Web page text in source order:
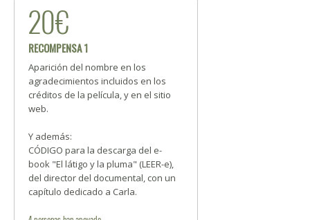
20€
RECOMPENSA 1
Aparición del nombre en los
agradecimientos incluidos en los
créditos de la película, y en el sitio
web.
Y además:
CÓDIGO para la descarga del e-
book "El látigo y la pluma" (LEER-e),
del director del documental, con un
capítulo dedicado a Carla.